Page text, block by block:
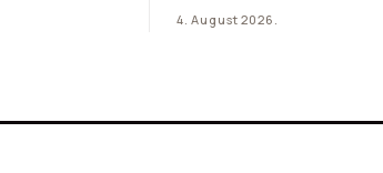
4. August 2026.